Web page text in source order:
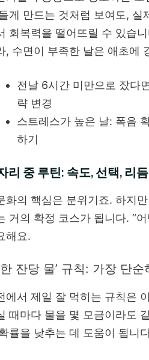
게 만드는 것처럼 보여도, 실
회복력을 떨어뜨릴 수 있습
, 수면이 부족한 날은 애초에
전날 6시간 미만으로 잤다
략 변경
스트레스가 높은 날: 폭음
하기
리 중 루틴: 속도, 선택, 리
화의 핵심은 분위기죠. 하지
거의 확정 코스가 됩니다. “
해요.
한 잔당 물’ 규칙: 가장 단
에서 제일 잘 먹히는 규칙은
때마다 물을 몇 모금이라도
률을 낮추는 데 도움이 됩니